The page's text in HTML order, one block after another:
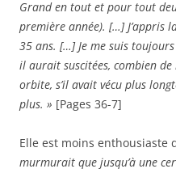
Grand en tout et pour tout
première année). […] J’appris
35 ans. […] Je me suis
il aurait suscitées, combien
orbite, s’il avait vécu plus
plus. » [Pages 36-7]
Elle est moins enthousiaste
murmurait que jusqu’à une